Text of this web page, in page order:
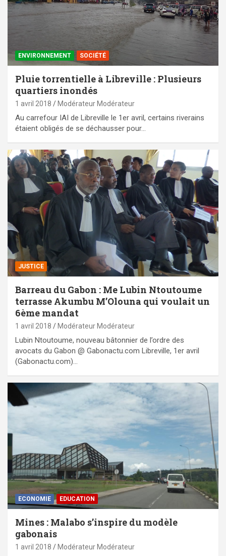
ENVIRONNEMENT SOCIÉTÉ
Pluie torrentielle à Libreville : Plusieurs
quartiers inondés
1 avril 2018 Modérateur Modérateur
Au carrefour IAI de Libreville le 1er avril, certains riverains
étaient obligés de se déchausser pour…
JUSTICE
Barreau du Gabon : Me Lubin Ntoutoume
terrasse Akumbu M’Olouna qui voulait un
6ème mandat
1 avril 2018 Modérateur Modérateur
Lubin Ntoutoume, nouveau bâtonnier de l’ordre des
avocats du Gabon @ Gabonactu.com Libreville, 1er avril
(Gabonactu.com)…
ECONOMIE EDUCATION
Mines : Malabo s’inspire du modèle
gabonais
1 avril 2018 Modérateur Modérateur